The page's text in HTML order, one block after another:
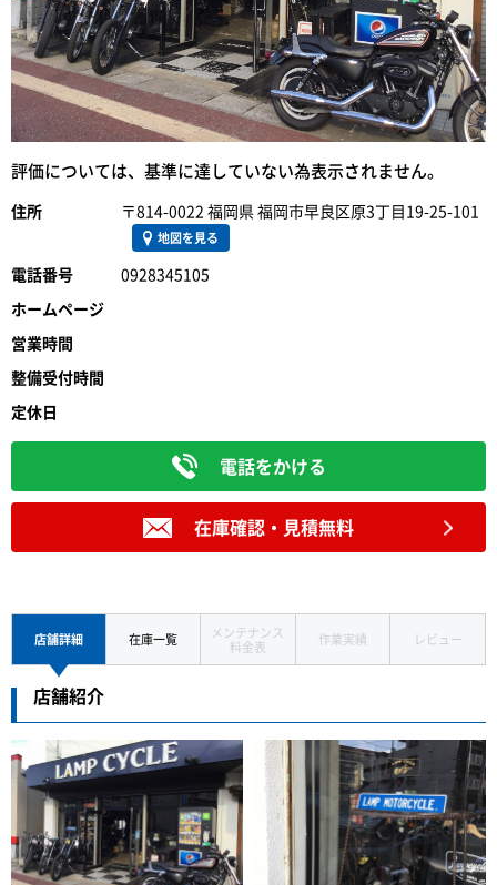
評価については、基準に達していない為表示されません。
住所 〒814-0022 福岡県 福岡市早良区原3丁目19-25-101
地図を見る
電話番号 0928345105
ホームページ
営業時間
整備受付時間
定休日
電話をかける
在庫確認・見積無料
店舗詳細 在庫一覧
メンテナンス
料金表
作業実績 レビュー
店舗紹介